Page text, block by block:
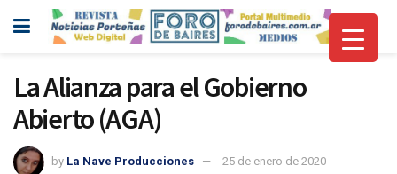
La Alianza para el Gobierno
Abierto (AGA)
by La Nave Producciones 25 de enero de 2020